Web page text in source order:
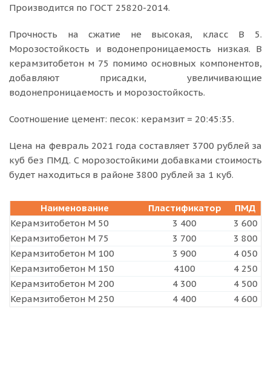
Производится по ГОСТ 25820-2014.
Прочность на сжатие не высокая, класс В 5.
Морозостойкость и водонепроницаемость низкая. В
керамзитобетон м 75 помимо основных компонентов,
добавляют присадки, увеличивающие
водонепроницаемость и морозостойкость.
Соотношение цемент: песок: керамзит = 20:45:35.
Цена на февраль 2021 года составляет 3700 рублей за
куб без ПМД. С морозостойкими добавками стоимость
будет находиться в районе 3800 рублей за 1 куб.
Наименование Пластификатор
ПМД
Керамзитобетон М 50
3 400
3 600
Керамзитобетон М 75
3 700
3 800
Керамзитобетон М 100
3 900
4 050
Керамзитобетон М 150
4100
4 250
Керамзитобетон М 200
4 300
4 500
Керамзитобетон М 250
4 400 4 600